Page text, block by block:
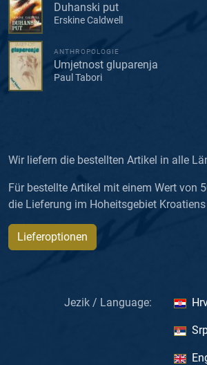
Duhanski put
Erskine Caldwell
ANTHROPOLOGIE
Umjetnost gluparenja
Paul Tabori
Wir liefern die bestellten Artikel in alle
Für bestellte Artikel mit einem Wert von
die Lieferung im Hoheitsgebiet
Lieferoptionen
Jezik / Language: